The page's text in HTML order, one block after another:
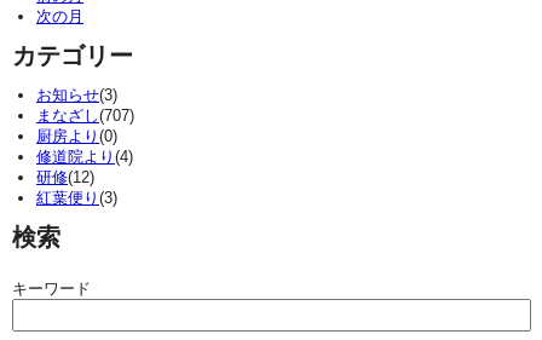
次の月
カテゴリー
お知らせ(3)
まなざし(707)
厨房より (0)
修道院より (4)
研修(12)
紅葉便り (3)
検索
キーワード